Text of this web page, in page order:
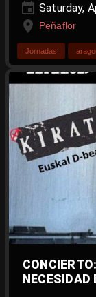
Saturday,
Peñaflor
Jornadas
NECESIDAD